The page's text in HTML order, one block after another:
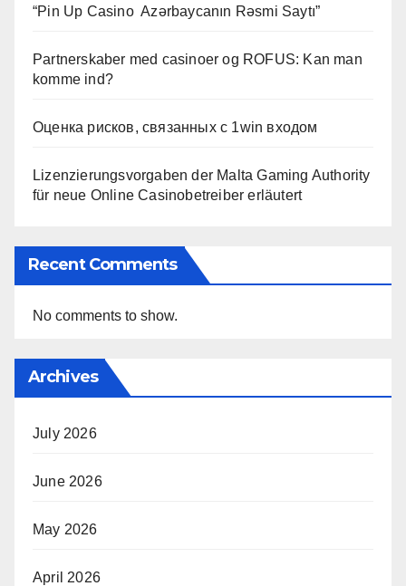
“Pin Up Casino ️ Azərbaycanın Rəsmi Saytı”
Partnerskaber med casinoer og ROFUS: Kan man
komme ind?
Оценка рисков, связанных с 1win входом
Lizenzierungsvorgaben der Malta Gaming Authority
für neue Online Casinobetreiber erläutert
Recent Comments
No comments to show.
Archives
July 2026
June 2026
May 2026
April 2026